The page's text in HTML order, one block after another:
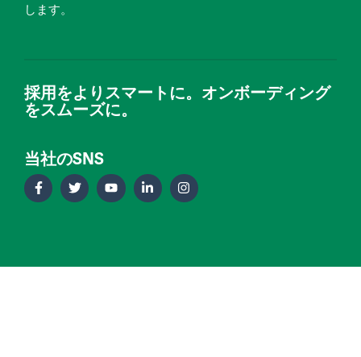
します。
採用をよりスマートに。オンボーディング
をスムーズに。
当社のSNS